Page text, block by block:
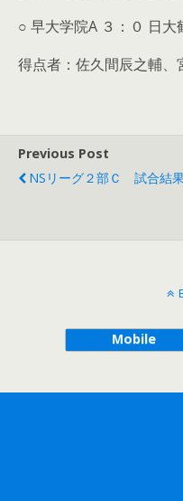
○ 早大学院A ３：０ 日大
得点者：佐久間辰之輔、
Previous Post
NSリーグ２部Ｃ 試合結
Mobile